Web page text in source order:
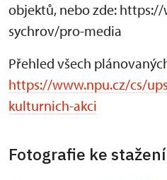
objektů, nebo zde:
sychrov/pro-media
Přehled všech
https://www.npu.cz/cs/
kulturnich-akci
Fotografie ke stažení